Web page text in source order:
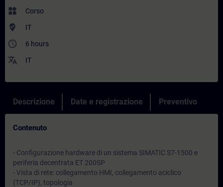
widgets Corso
where_to_vote IT
access_time 6 hours
translate IT
Descrizione Date e registrazione Preventivo
Contenuto
- Configurazione hardware di un sistema SIMATIC S7-1500 e
periferia decentrata ET 200SP
- Vista di rete: collegamento HMI, collegamento aciclico
(TCP/IP), topologia